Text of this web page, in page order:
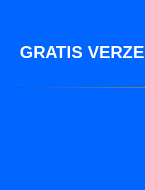
GRATIS